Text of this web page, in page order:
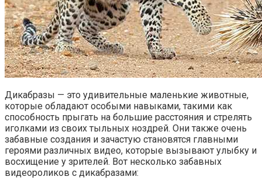
Дикабразы — это удивительные маленькие животные,
которые обладают особыми навыками, такими как
способность прыгать на большие расстояния и стрелять
иголками из своих тыльных ноздрей. Они также очень
забавные создания и зачастую становятся главными
героями различных видео, которые вызывают улыбку и
восхищение у зрителей. Вот несколько забавных
видеороликов с дикабразами: